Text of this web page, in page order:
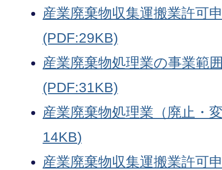
産業廃棄物収集運搬業許可
(PDF:29KB)
産業廃棄物処理業の事業範
(PDF:31KB)
産業廃棄物処理業（廃止・
14KB)
産業廃棄物収集運搬業許可